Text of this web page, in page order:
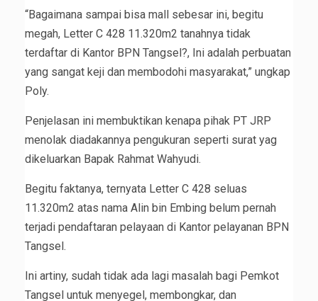
“Bagaimana sampai bisa mall sebesar ini, begitu
megah, Letter C 428 11.320m2 tanahnya tidak
terdaftar di Kantor BPN Tangsel?, Ini adalah perbuatan
yang sangat keji dan membodohi masyarakat,” ungkap
Poly.
Penjelasan ini membuktikan kenapa pihak PT JRP
menolak diadakannya pengukuran seperti surat yag
dikeluarkan Bapak Rahmat Wahyudi.
Begitu faktanya, ternyata Letter C 428 seluas
11.320m2 atas nama Alin bin Embing belum pernah
terjadi pendaftaran pelayaan di Kantor pelayanan BPN
Tangsel.
Ini artiny, sudah tidak ada lagi masalah bagi Pemkot
Tangsel untuk menyegel, membongkar, dan